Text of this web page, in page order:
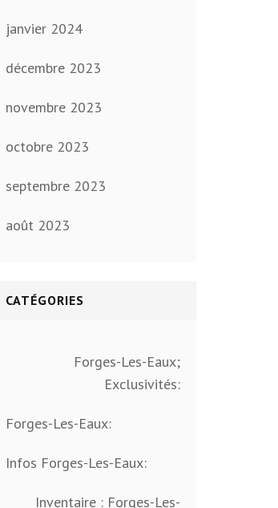
janvier 2024
décembre 2023
novembre 2023
octobre 2023
septembre 2023
août 2023
CATÉGORIES
Forges-Les-Eaux;
Exclusivités:
Forges-Les-Eaux:
Infos Forges-Les-Eaux:
Inventaire : Forges-Les-